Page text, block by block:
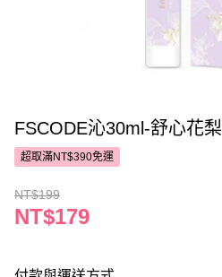
FSCODE沁30ml-舒心花梨
超取滿NT$390免運
NT$199
NT$179